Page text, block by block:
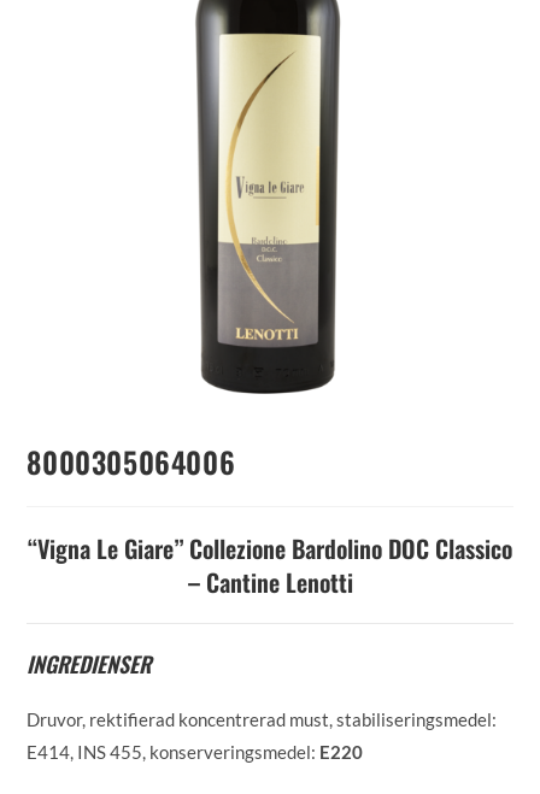
8000305064006
“Vigna Le Giare” Collezione Bardolino DOC Classico
– Cantine Lenotti
INGREDIENSER
Druvor, rektifierad koncentrerad must, stabiliseringsmedel:
E414, INS 455, konserveringsmedel: E220